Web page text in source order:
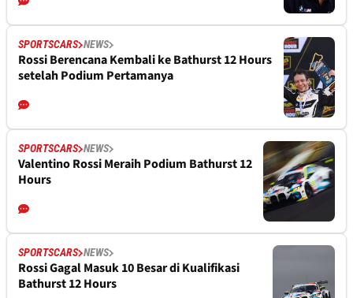
SPORTSCARS NEWS
Rossi Berencana Kembali ke Bathurst 12 Hours
setelah Podium Pertamanya
SPORTSCARS NEWS
Valentino Rossi Meraih Podium Bathurst 12
Hours
SPORTSCARS NEWS
Rossi Gagal Masuk 10 Besar di Kualifikasi
Bathurst 12 Hours